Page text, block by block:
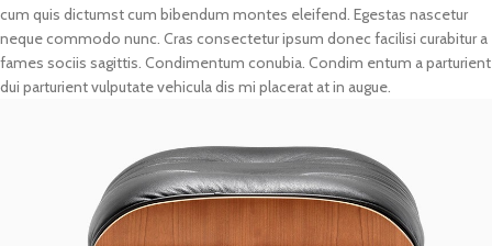
cum quis dictumst cum bibendum montes eleifend. Egestas nascetur
neque commodo nunc. Cras consectetur ipsum donec facilisi curabitur a
fames sociis sagittis. Condimentum conubia. Condim entum a parturient
dui parturient vulputate vehicula dis mi placerat at in augue.